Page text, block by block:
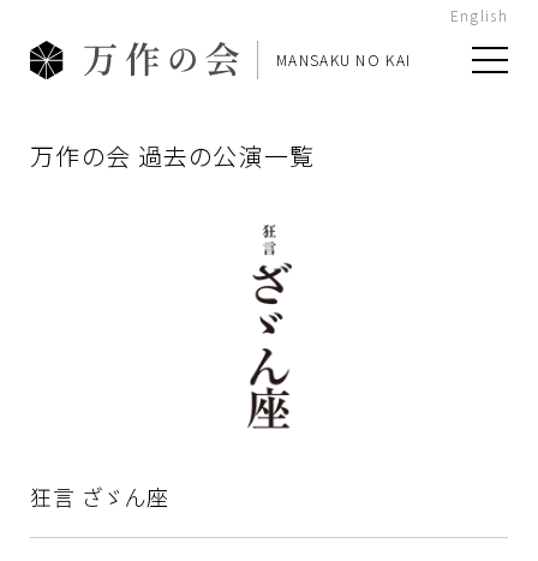
English
MANSAKU NO KAI
万作の会 過去の公演一覧
狂言 ざゞん座